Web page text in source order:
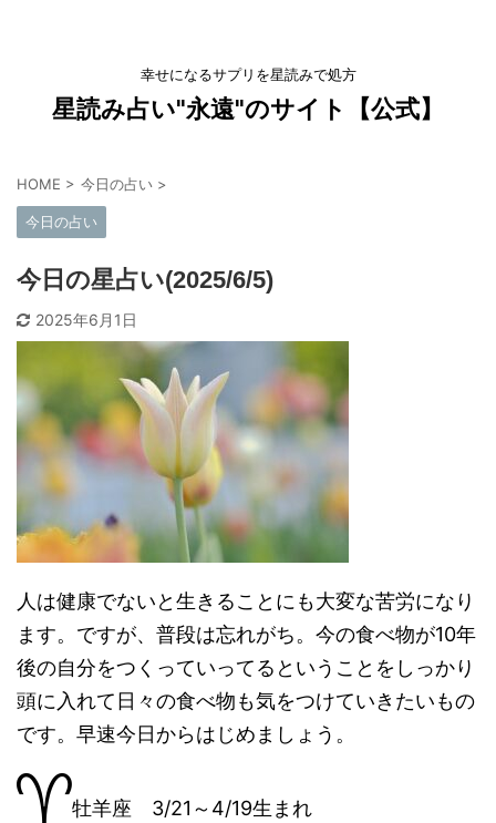
幸せになるサプリを星読みで処方
星読み占い"永遠"のサイト【公式】
HOME > 今日の占い >
今日の占い
今日の星占い(2025/6/5)
2025年6月1日
人は健康でないと生きることにも大変な苦労になり
ます。ですが、普段は忘れがち。今の食べ物が10年
後の自分をつくっていってるということをしっかり
頭に入れて日々の食べ物も気をつけていきたいもの
です。早速今日からはじめましょう。
牡羊座 3/21～4/19生まれ